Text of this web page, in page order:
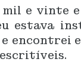
e vinte
estava
encontrei